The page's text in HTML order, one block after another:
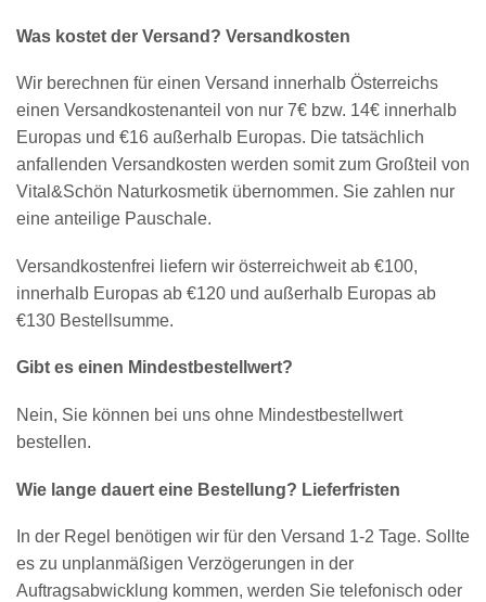
Was kostet der Versand? Versandkosten
Wir berechnen für einen Versand innerhalb Österreichs
einen Versandkostenanteil von nur 7€ bzw. 14€ innerhalb
Europas und €16 außerhalb Europas. Die tatsächlich
anfallenden Versandkosten werden somit zum Großteil von
Vital&Schön Naturkosmetik übernommen. Sie zahlen nur
eine anteilige Pauschale.
Versandkostenfrei liefern wir österreichweit ab €100,
innerhalb Europas ab €120 und außerhalb Europas ab
€130 Bestellsumme.
Gibt es einen Mindestbestellwert?
Nein, Sie können bei uns ohne Mindestbestellwert
bestellen.
Wie lange dauert eine Bestellung? Lieferfristen
In der Regel benötigen wir für den Versand 1-2 Tage. Sollte
es zu unplanmäßigen Verzögerungen in der
Auftragsabwicklung kommen, werden Sie telefonisch oder